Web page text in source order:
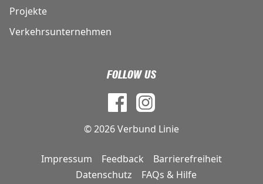
Projekte
Verkehrsunternehmen
FOLLOW US
© 2026 Verbund Linie
Impressum Feedback
Barrierefreiheit
Datenschutz
FAQs & Hilfe